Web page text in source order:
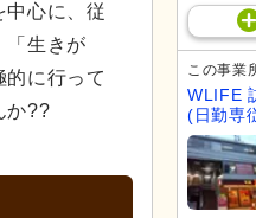
中心に、従
「生きが
に行って
か??
この事業
WLIFE
(日勤専